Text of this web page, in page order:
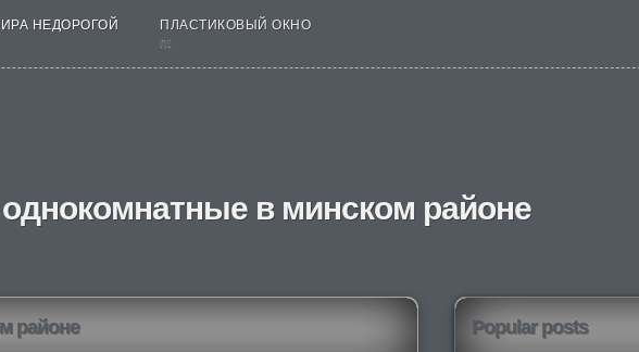
НЕДОРОГОЙ
ПЛАСТИКОВЫЙ ОКНО
nt
в минском районе
районе Popular posts